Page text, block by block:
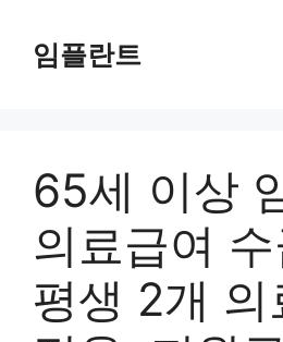
임플란트
65세 이상
의료급여
평생 2개 의